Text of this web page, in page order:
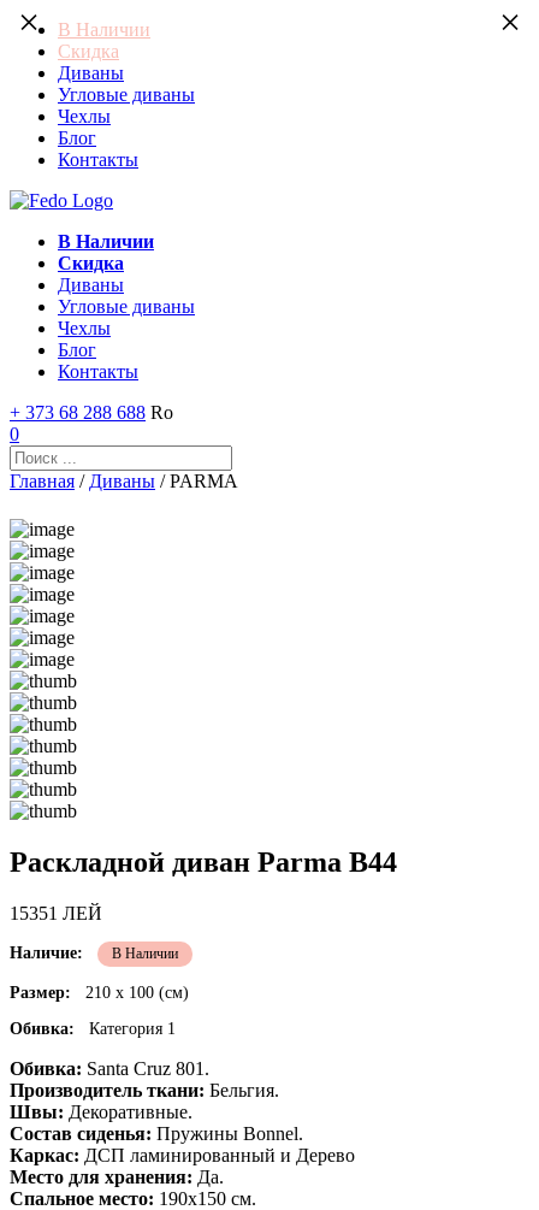
×
В Наличии
Скидка
Диваны
Угловые диваны
Чехлы
Блог
Контакты
В Наличии
Скидка
Диваны
Угловые диваны
Чехлы
Блог
Контакты
+ 373 68 288 688 Ro
0
Главная / Диваны / PARMA
Раскладной диван Parma B44
15351 ЛЕЙ
Наличие: В Наличии
Размер:
210 x 100 (см)
Обивка:
Категория 1
Обивка: Santa Cruz 801.
Производитель ткани: Бельгия.
Швы: Декоративные.
Состав сиденья: Пружины Bonnel.
Каркас: ДСП ламинированный и Дерево
Место для хранения: Да.
Спальное место: 190x150 см.
×